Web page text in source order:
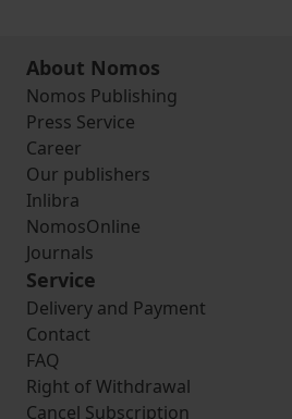
About Nomos
Nomos Publishing
Press Service
Career
Our publishers
Inlibra
NomosOnline
Journals
Service
Delivery and Payment
Contact
FAQ
Right of Withdrawal
Cancel Subscription